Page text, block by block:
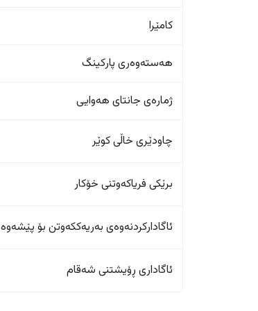
کامێرا
هەستەوەری پارکینگ
ژمارەی جانتای هەوایی
چاودێری خاڵی کوێر
برێکی فریاکەوتنی خۆکار
ئاگادارکردنەوەی بەریەککەوتن بۆ پێشەوە
ئاگاداری ڕۆیشتنی شەقام